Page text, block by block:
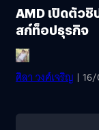
AMD เปิดตัวชิ
สก์ท็อปธุรกิจ
ศิลา วงศ์เจริญ |